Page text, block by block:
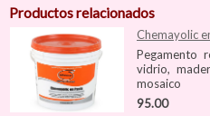
Productos relacionados
Chemayolic
Pegamento
vidrio,
mosaico
95.00